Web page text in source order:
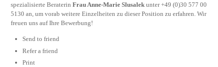
spezialisierte BeraterinFrau Anne-Marie Slusalek unter +49 (0)30 577 00
5130 an, um vorab weitere Einzelheiten zu dieser Position zu erfahren. Wir
freuen uns auf Ihre Bewerbung!
Send to friend
Refer a friend
Print